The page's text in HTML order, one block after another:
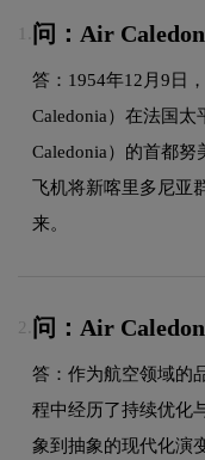
问：Air
答：1954年12月9日
Caledonia）在法国
Caledonia）的首都
飞机将新喀里多尼亚
来。
2. 问：Air
答：作为航空领域的
程中经历了持续优化
象到抽象的现代化演